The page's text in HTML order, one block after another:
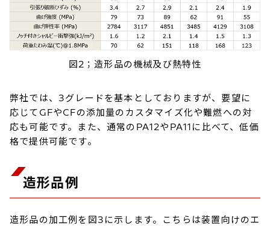
図2；造形品の機械及び熱特性
弊社では、3グレードを基本としておりますが、要望に
応じてGFやCFの添加量のカスタマイズ化や難燃への対
応も可能です。また、通常のPA12やPA11に比べて、低価
格で提供可能です。
造形品例
造形品の加工例を図3に示します。こちらは装置向けのエ